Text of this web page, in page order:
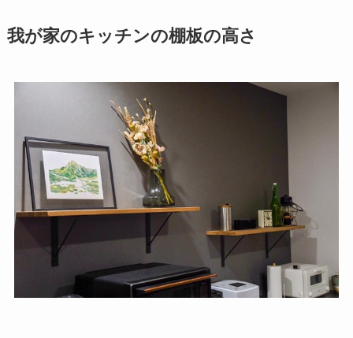
我が家のキッチンの棚板の高さ